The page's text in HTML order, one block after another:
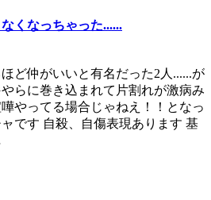
くなっちゃった......
ど仲がいいと有名だった2人......が
らに巻き込まれて片割れが激病み
やってる場合じゃねえ！！となっ
です 自殺、自傷表現あります 基